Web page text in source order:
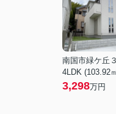
南国市緑ケ丘
4LDK (103.92
3,298万円